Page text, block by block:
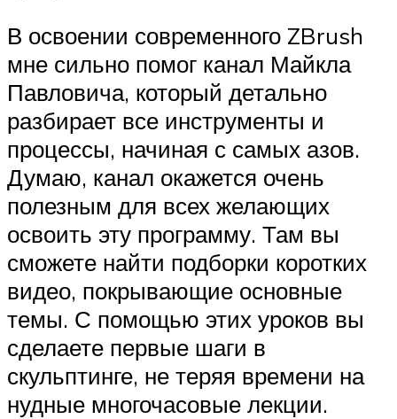
В освоении современного ZBrush
мне сильно помог канал Майкла
Павловича, который детально
разбирает все инструменты и
процессы, начиная с самых азов.
Думаю, канал окажется очень
полезным для всех желающих
освоить эту программу. Там вы
сможете найти подборки коротких
видео, покрывающие основные
темы. С помощью этих уроков вы
сделаете первые шаги в
скульптинге, не теряя времени на
нудные многочасовые лекции.